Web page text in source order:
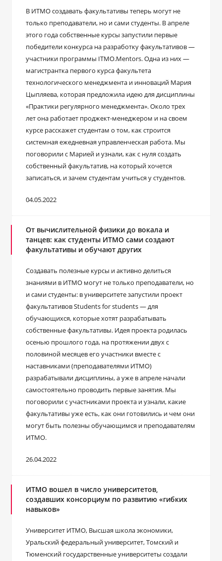
В ИТМО создавать факультативы теперь могут не
только преподаватели, но и сами студенты. В апреле
этого года собственные курсы запустили первые
победители конкурса на разработку факультативов ―
участники программы ITMO.Mentors. Одна из них ―
магистрантка первого курса факультета
технологического менеджмента и инноваций Мария
Цыпляева, которая предложила идею для дисциплины
«Практики регулярного менеджмента». Около трех
лет она работает проджект-менеджером и на своем
курсе расскажет студентам о том, как строится
системная ежедневная управленческая работа. Мы
поговорили с Марией и узнали, как с нуля создать
собственный факультатив, на который хочется
записаться, и зачем студентам учиться у студентов.
04.05.2022
От вычислительной физики до вокала и
танцев: как студенты ИТМО сами создают
факультативы и обучают других
Создавать полезные курсы и активно делиться
знаниями в ИТМО могут не только преподаватели, но
и сами студенты: в университете запустили проект
факультативов Students for students — для
обучающихся, которые хотят разрабатывать
собственные факультативы. Идея проекта родилась
осенью прошлого года, на протяжении двух с
половиной месяцев его участники вместе с
наставниками (преподавателями ИТМО)
разрабатывали дисциплины, а уже в апреле начали
самостоятельно проводить первые занятия. Мы
поговорили с участниками проекта и узнали, какие
факультативы уже есть, как они готовились и чем они
могут быть полезны обучающимся и преподавателям
ИТМО.
26.04.2022
ИТМО вошел в число университетов,
создавших консорциум по развитию «гибких
навыков»
Университет ИТМО, Высшая школа экономики,
Уральский федеральный университет, Томский и
Тюменский государственные университеты создали